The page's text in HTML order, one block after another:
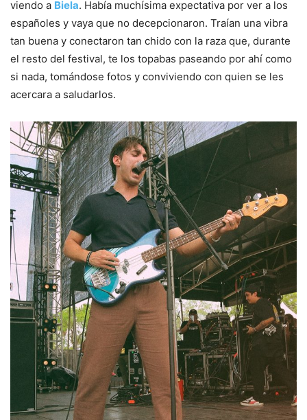
viendo a Biela. Había muchísima expectativa por ver a los
españoles y vaya que no decepcionaron. Traían una vibra
tan buena y conectaron tan chido con la raza que, durante
el resto del festival, te los topabas paseando por ahí como
si nada, tomándose fotos y conviviendo con quien se les
acercara a saludarlos.